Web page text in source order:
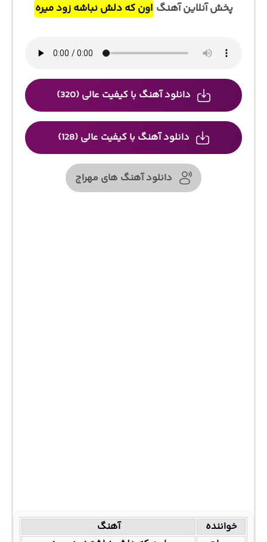
پخش آنلاین آهنگ اون که دلش نباشه زود میره
دانلود آهنگ با کیفیت عالی (320)
دانلود آهنگ با کیفیت عالی (128)
دانلود آهنگ های مهراج
خواننده
آهنگ